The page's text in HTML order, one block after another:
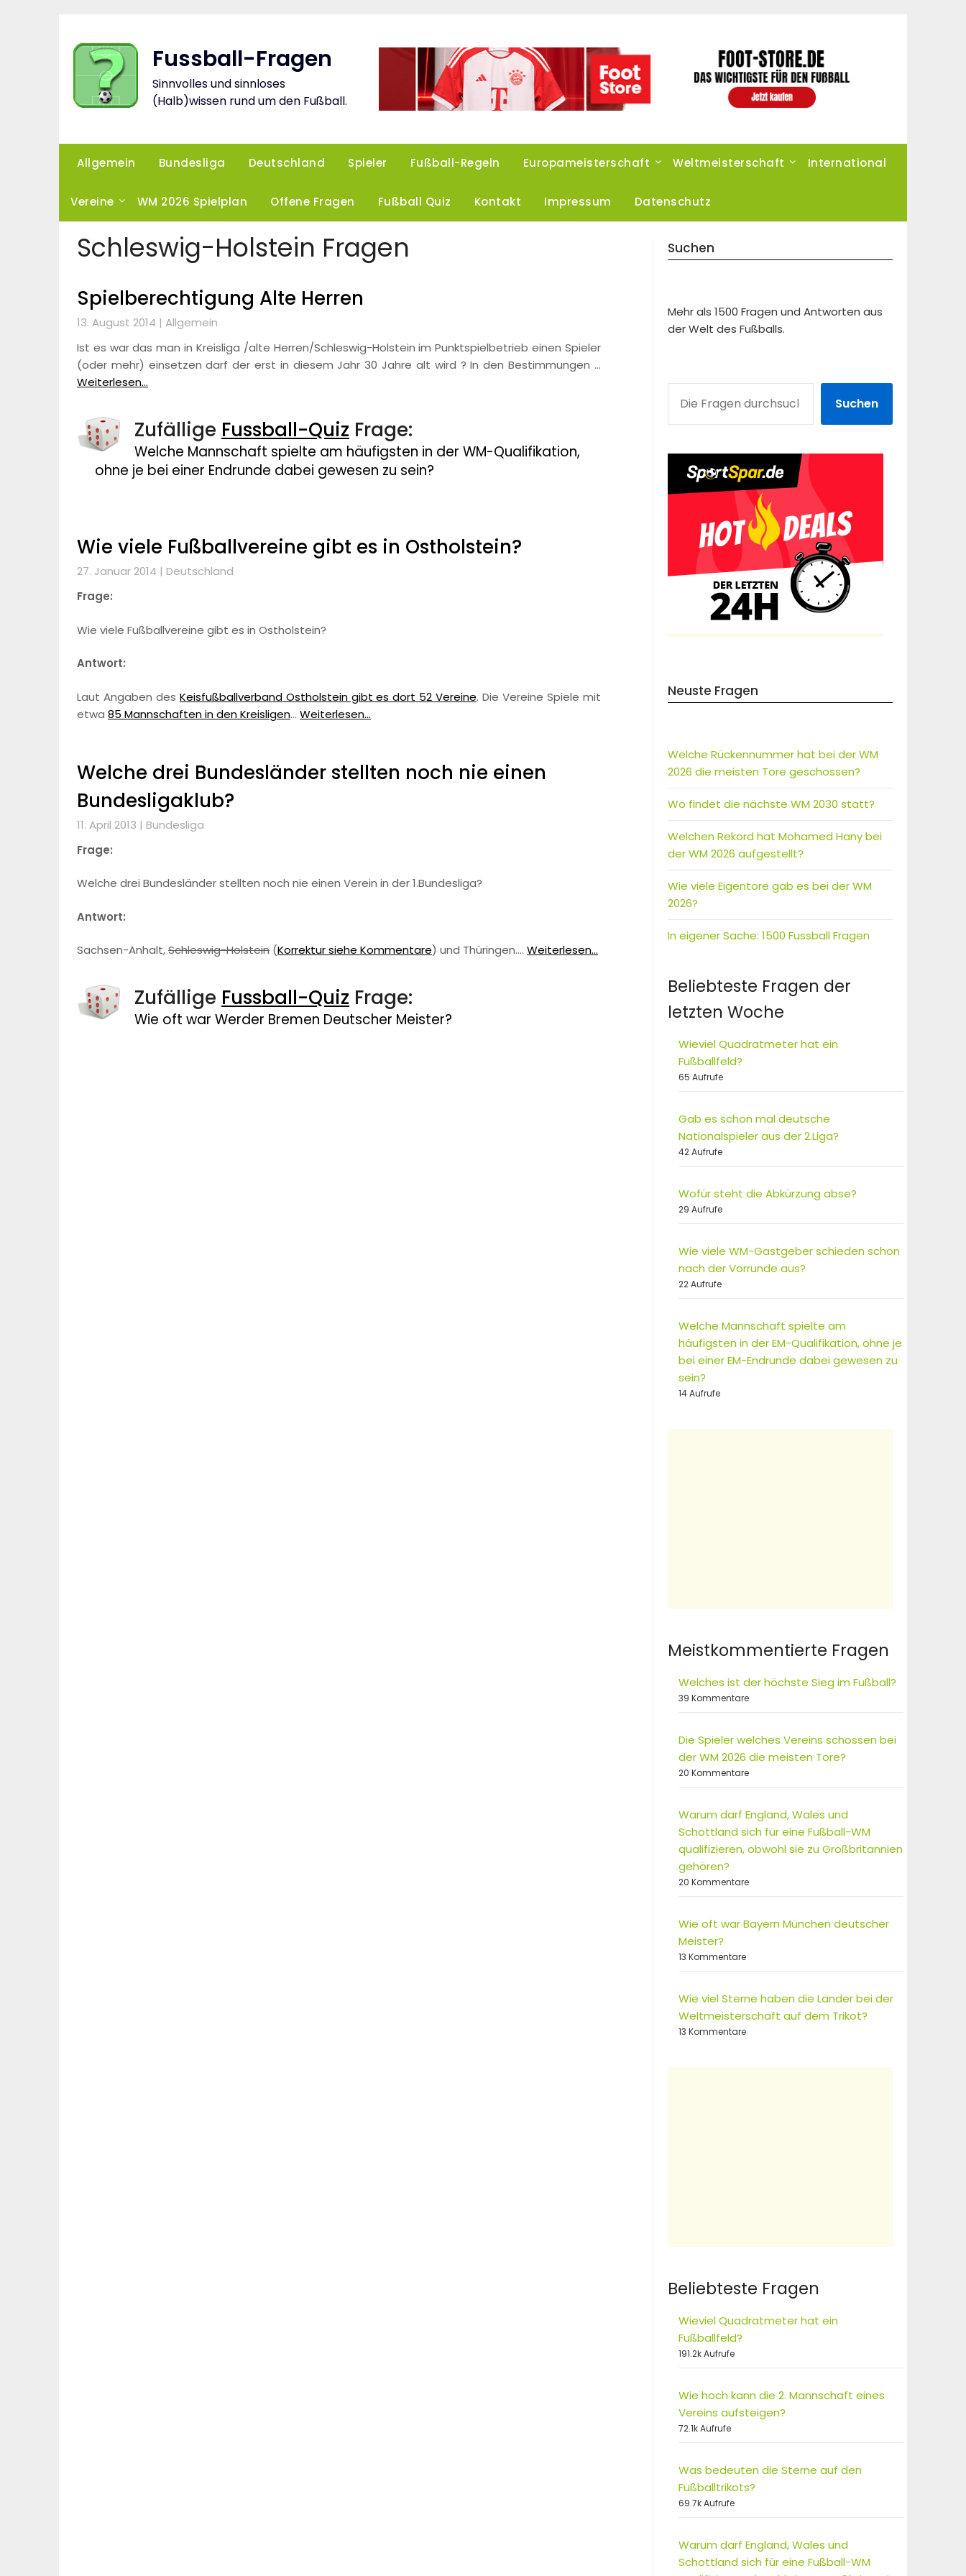
Fussball-Fragen
Sinnvolles und sinnloses
(Halb)wissen rund um den Fußball.
Allgemein Bundesliga Deutschland Spieler Fußball-Regeln Europameisterschaft Weltmeisterschaft International
Vereine WM 2026 Spielplan Offene Fragen Fußball Quiz Kontakt Impressum Datenschutz
Schleswig-Holstein Fragen
Spielberechtigung Alte Herren
13. August 2014 | Allgemein
Ist es war das man in Kreisliga /alte Herren/Schleswig-Holstein im Punktspielbetrieb einen Spieler
(oder mehr) einsetzen darf der erst in diesem Jahr 30 Jahre alt wird ? In den Bestimmungen …
Weiterlesen...
Zufällige Fussball-Quiz Frage:
Welche Mannschaft spielte am häufigsten in der WM-Qualifikation,
ohne je bei einer Endrunde dabei gewesen zu sein?
Wie viele Fußballvereine gibt es in Ostholstein?
27. Januar 2014 | Deutschland
Frage:
Wie viele Fußballvereine gibt es in Ostholstein?
Antwort:
Laut Angaben des Keisfußballverband Ostholstein gibt es dort 52 Vereine. Die Vereine Spiele mit
etwa 85 Mannschaften in den Kreisligen… Weiterlesen...
Welche drei Bundesländer stellten noch nie einen
Bundesligaklub?
11. April 2013 | Bundesliga
Frage:
Welche drei Bundesländer stellten noch nie einen Verein in der 1.Bundesliga?
Antwort:
Sachsen-Anhalt,Schleswig-Holstein (Korrektur siehe Kommentare) und Thüringen.… Weiterlesen...
Zufällige Fussball-Quiz Frage:
Wie oft war Werder Bremen Deutscher Meister?
Suchen
Mehr als 1500 Fragen und Antworten aus
der Welt des Fußballs.
Suchen
Neuste Fragen
Welche Rückennummer hat bei der WM
2026 die meisten Tore geschossen?
Wo findet die nächste WM 2030 statt?
Welchen Rekord hat Mohamed Hany bei
der WM 2026 aufgestellt?
Wie viele Eigentore gab es bei der WM
2026?
In eigener Sache: 1500 Fussball Fragen
Beliebteste Fragen der
letzten Woche
Wieviel Quadratmeter hat ein
Fußballfeld?
65 Aufrufe
Gab es schon mal deutsche
Nationalspieler aus der 2.Liga?
42 Aufrufe
Wofür steht die Abkürzung abse?
29 Aufrufe
Wie viele WM-Gastgeber schieden schon
nach der Vorrunde aus?
22 Aufrufe
Welche Mannschaft spielte am
häufigsten in der EM-Qualifikation, ohne je
bei einer EM-Endrunde dabei gewesen zu
sein?
14 Aufrufe
Meistkommentierte Fragen
Welches ist der höchste Sieg im Fußball?
39 Kommentare
Die Spieler welches Vereins schossen bei
der WM 2026 die meisten Tore?
20 Kommentare
Warum darf England, Wales und
Schottland sich für eine Fußball-WM
qualifizieren, obwohl sie zu Großbritannien
gehören?
20 Kommentare
Wie oft war Bayern München deutscher
Meister?
13 Kommentare
Wie viel Sterne haben die Länder bei der
Weltmeisterschaft auf dem Trikot?
13 Kommentare
Beliebteste Fragen
Wieviel Quadratmeter hat ein
Fußballfeld?
191.2k Aufrufe
Wie hoch kann die 2. Mannschaft eines
Vereins aufsteigen?
72.1k Aufrufe
Was bedeuten die Sterne auf den
Fußballtrikots?
69.7k Aufrufe
Warum darf England, Wales und
Schottland sich für eine Fußball-WM